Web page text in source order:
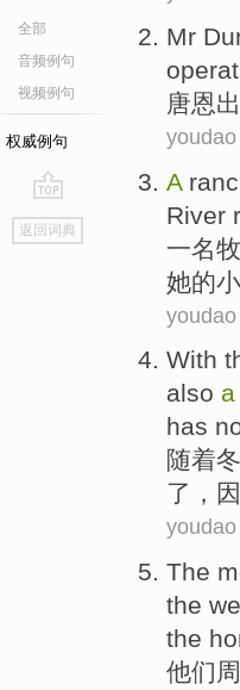
全部
音频例句
视频例句
权威例句
go
top
返回词典
Mr
唐恩
youdao
A
River
一名
她的
youdao
With
also a
has
随着
了，
youdao
The
the
the
他们